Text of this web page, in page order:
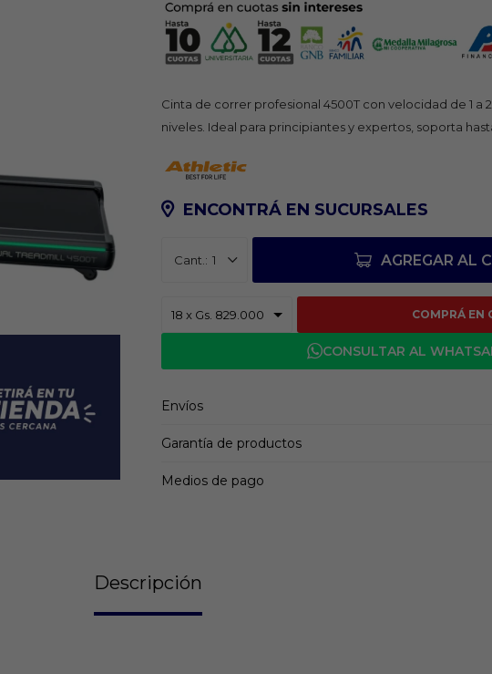
Cinta de correr profesional 4500T con velocidad de 1 a
niveles. Ideal para principiantes y expertos, soporta
ENCONTRÁ EN SUCURSALES
1 AGREGAR AL
COMPRÁ EN
CONSULTAR AL
Envíos
Garantía de productos
Medios de pago
Descripción